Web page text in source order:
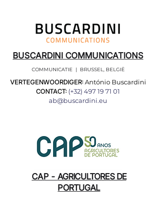
BUSCARDINI COMMUNICATIONS
COMMUNICATIE | BRUSSEL, BELGIË
VERTEGENWOORDIGER:António Buscardini
CONTACT: (+32) 497 19 71 01
ab@buscardini.eu
CAP - AGRICULTORES DE
PORTUGAL